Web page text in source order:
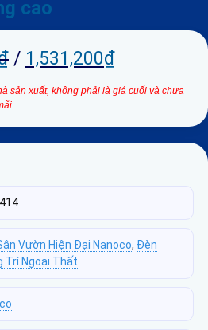
cao
/ 1,531,200₫
sản xuất, không phải là giá cuối và chưa
Vườn Hiện Đại Nanoco, Đèn
Trí Ngoại Thất